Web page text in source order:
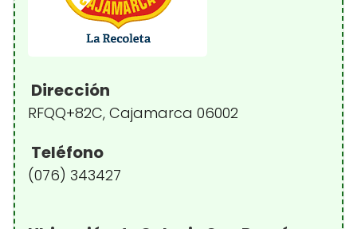
Dirección
RFQQ+82C, Cajamarca 06002
Teléfono
(076) 343427